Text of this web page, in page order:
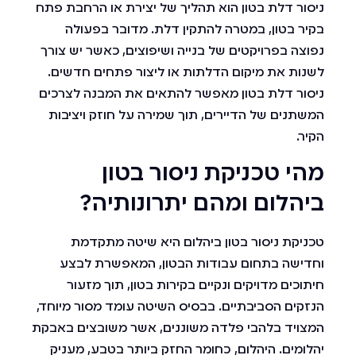
ניסור דלת בטון הוא תהליך של יצירת או הרחבת פתח
בקיר בטון, במטרה להתקין דלת. מדובר בפעולה
נפוצה בפרויקטים של בנייה ושיפוצים, כאשר יש צורך
לשנות את מיקום הדלתות או ליצור פתחים חדשים.
ניסור דלת בטון מאפשר להתאים את המבנה לצרכים
המשתנים של הדיירים, תוך שמירה על חוזק ויציבות
הקיר.
מהי טכניקת ניסור בטון
ביהלום ומהם יתרונותיה?
טכניקת ניסור בטון ביהלום היא שיטה מתקדמת
וחדישה בתחום עבודות הבטון, המאפשרת לבצע
חיתוכים מדויקים ונקיים בקירות בטון, תוך מזעור
הנזקים הסביבתיים. בבסיס השיטה עומד מסור מיוחד,
המצויד בלהבי פלדה משוננים, אשר משובצים באבקת
יהלומים. היהלום, כחומר החזק ביותר בטבע, מעניק